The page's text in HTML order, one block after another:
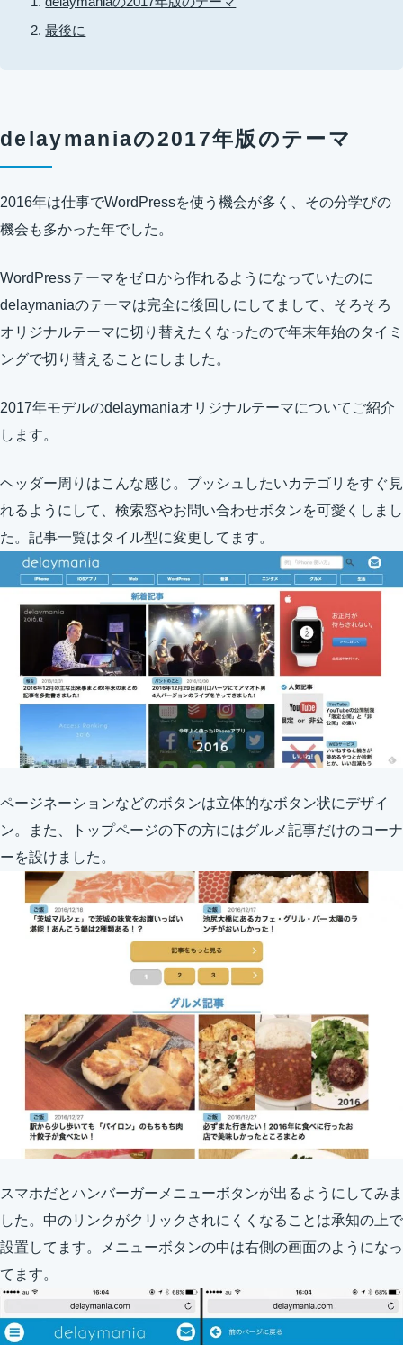
最後に
delaymaniaの2017年版のテーマ
2016年は仕事でWordPressを使う機会が多く、その分学びの
機会も多かった年でした。
WordPressテーマをゼロから作れるようになっていたのに
delaymaniaのテーマは完全に後回しにしてまして、そろそろ
オリジナルテーマに切り替えたくなったので年末年始のタイミ
ングで切り替えることにしました。
2017年モデルのdelaymaniaオリジナルテーマについてご紹介
します。
ヘッダー周りはこんな感じ。プッシュしたいカテゴリをすぐ見
れるようにして、検索窓やお問い合わせボタンを可愛くしまし
た。記事一覧はタイル型に変更してます。
ページネーションなどのボタンは立体的なボタン状にデザイ
ン。また、トップページの下の方にはグルメ記事だけのコーナ
ーを設けました。
スマホだとハンバーガーメニューボタンが出るようにしてみま
した。中のリンクがクリックされにくくなることは承知の上で
設置してます。メニューボタンの中は右側の画面のようになっ
てます。